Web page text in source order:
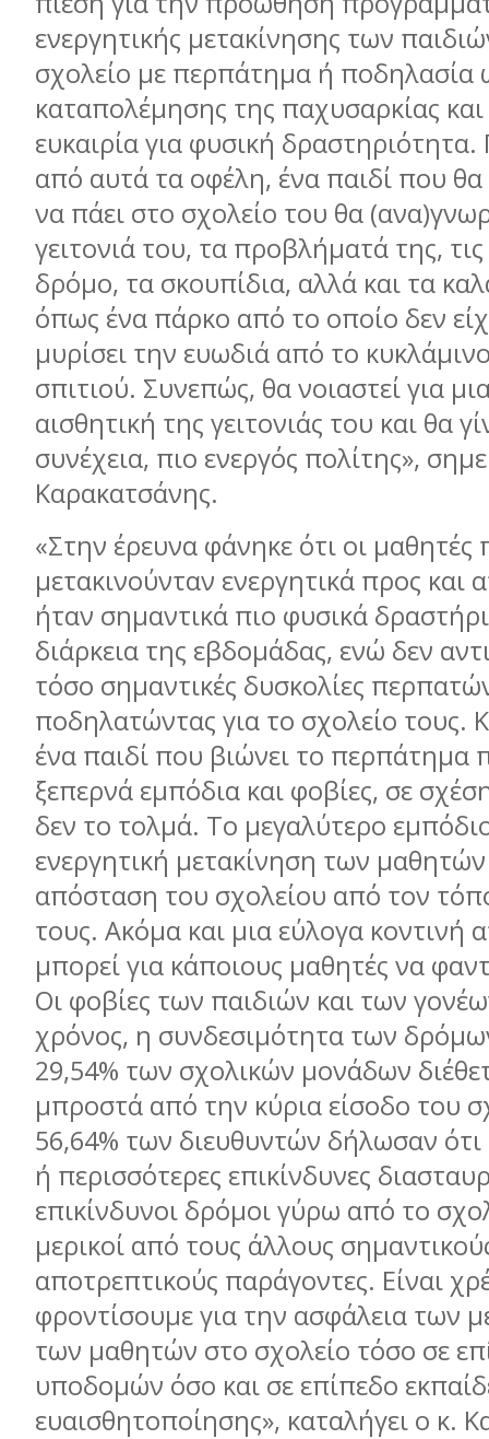
ενεργητικής μετακίνησης των
σχολείο με περπάτημα ή ποδηλασία
καταπολέμησης της παχυσαρκίας
ευκαιρία για φυσική
από αυτά τα οφέλη, ένα παιδί που θα
να πάει στο σχολείο του θα
γειτονιά του, τα προβλήματά της,
δρόμο, τα σκουπίδια, αλλά και τα
όπως ένα πάρκο από το οποίο δεν
μυρίσει την ευωδιά από το
σπιτιού. Συνεπώς, θα νοιαστεί για
αισθητική της γειτονιάς του και θα
συνέχεια, πιο ενεργός πολίτης»,
Καρακατσάνης.
«Στην έρευνα φάνηκε ότι οι μαθητές
μετακινούνταν ενεργητικά προς και
ήταν σημαντικά πιο φυσικά
διάρκεια της εβδομάδας, ενώ δεν
τόσο σημαντικές δυσκολίες
ποδηλατώντας για το σχολείο τους.
ένα παιδί που βιώνει το περπάτημα
ξεπερνά εμπόδια και φοβίες, σε
δεν το τολμά. Το μεγαλύτερο
ενεργητική μετακίνηση των
απόσταση του σχολείου από τον
τους. Ακόμα και μια εύλογα κοντινή
μπορεί για κάποιους μαθητές να
Οι φοβίες των παιδιών και των
χρόνος, η συνδεσιμότητα των
29,54% των σχολικών μονάδων
μπροστά από την κύρια είσοδο του
56,64% των διευθυντών δήλωσαν
ή περισσότερες επικίνδυνες
επικίνδυνοι δρόμοι γύρω από το
μερικοί από τους άλλους
αποτρεπτικούς παράγοντες. Είναι
φροντίσουμε για την ασφάλεια των
των μαθητών στο σχολείο τόσο σε
υποδομών όσο και σε επίπεδο
ευαισθητοποίησης», καταλήγει ο κ.